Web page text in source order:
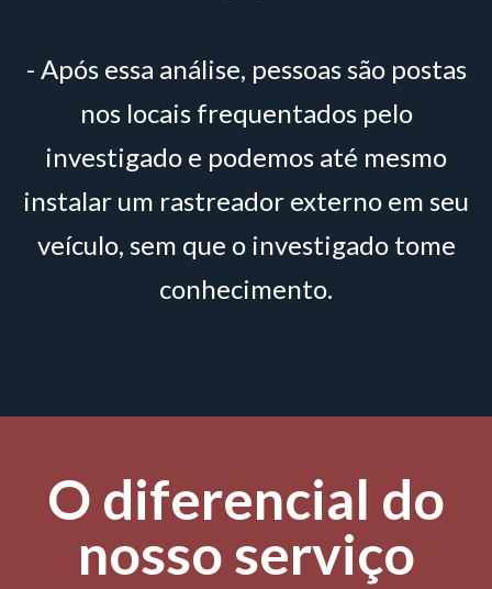
- Após essa análise, pessoas são postas
nos locais frequentados pelo
investigado e podemos até mesmo
instalar um rastreador externo em seu
veículo, sem que o investigado tome
conhecimento.
O diferencial do
nosso serviço